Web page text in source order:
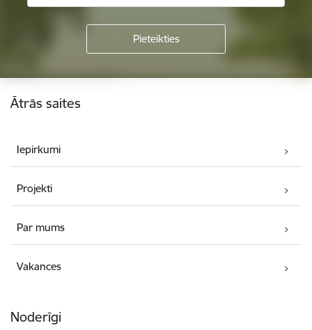
Kājene
Ātrās saites
Iepirkumi
Projekti
Par mums
Vakances
Noderīgi